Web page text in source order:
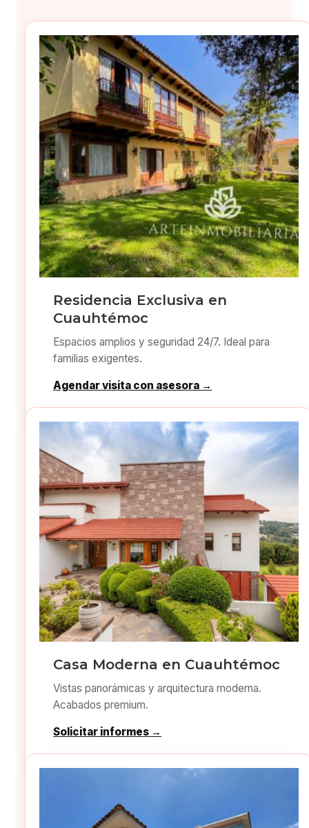
Residencia Exclusiva en
Cuauhtémoc
Espacios amplios y seguridad 24/7. Ideal para
familias exigentes.
Agendar visita con asesora →
Casa Moderna en Cuauhtémoc
Vistas panorámicas y arquitectura moderna.
Acabados premium.
Solicitar informes →